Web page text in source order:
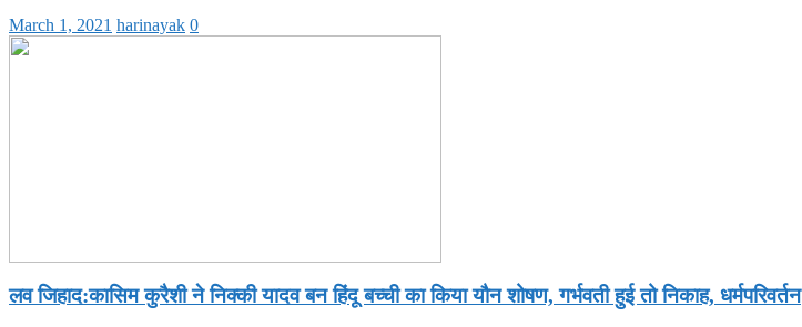
March 1, 2021 harinayak 0
लव जिहाद:कासिम कुरैशी ने निक्की यादव बन हिंदू बच्ची का किया यौन शोषण, गर्भवती हुई तो निकाह, धर्मपरिवर्तन